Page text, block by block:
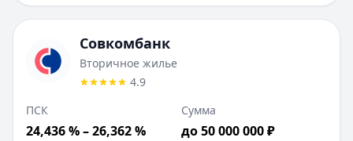
Совкомбанк
Вторичное жилье
4.9
ПСК
24,436 % – 26,362 %
Сумма
до 50 000 000 ₽